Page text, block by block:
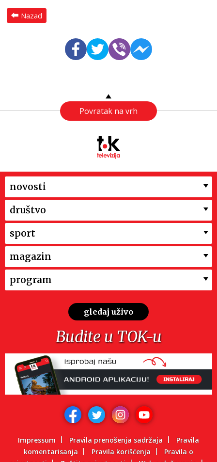
Nazad
Povratak na vrh
novosti
društvo
sport
magazin
program
gledaj uživo
Budite u TOK-u
Impressum Pravila prenošenja sadržaja
Pravila
komentarisanja
Pravila korišćenja
Pravila o